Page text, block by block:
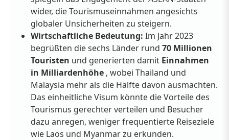
wider, die Tourismuseinnahmen angesichts
globaler Unsicherheiten zu steigern.
Wirtschaftliche Bedeutung: Im Jahr 2023
begrüßten die sechs Länder rund 70 Millionen
Touristen und generierten damit Einnahmen
in Milliardenhöhe , wobei Thailand und
Malaysia mehr als die Hälfte davon ausmachten.
Das einheitliche Visum könnte die Vorteile des
Tourismus gerechter verteilen und Besucher
dazu anregen, weniger frequentierte Reiseziele
wie Laos und Myanmar zu erkunden.